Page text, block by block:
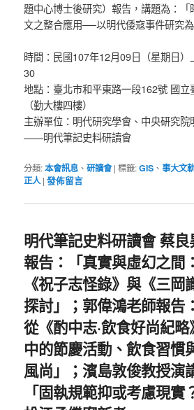
題中心博士後研究）報告，講題為：「
文之整合應用──以明代倭寇事件研究為
時間：民國107年12月09日（星期日）
30
地點：臺北市和平東路一段162號 國
（勤大樓四樓）
主辦單位：明代研究學會、中央研究
——明代筆記史料研讀會
分類:本會訊息、研讀會 |標籤:GIS 、事大文
正人 |發佈留言
明代筆記史料研讀會 蔡良
報告：「真實與虛幻之間
《祝子志怪錄》與《三岡
探討」；郭偉鴻老師報告
從《酌中志·飲食好尚紀
中的節慶活動、飲食習慣
風尚」；濱島敦俊教授演
「固執規範抑或考慮現實